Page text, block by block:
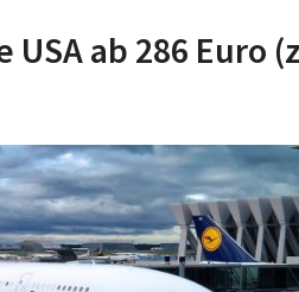
ab 286 Euro